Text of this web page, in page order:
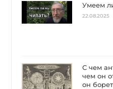
Умеем
22.08.2025
С чем
чем он
он